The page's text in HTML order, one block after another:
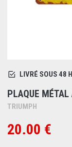
LIVRÉ SOUS 48
PLAQUE MÉTAL
TRIUMPH
20.00 €